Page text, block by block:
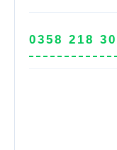
0358 218